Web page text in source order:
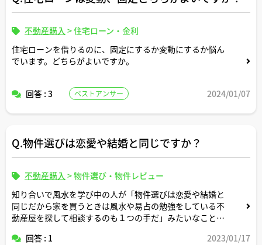
不動産購入 >住宅ローン・金利
住宅ローンを借りるのに、固定にするか変動にするか悩ん
でいます。どちらがよいですか。
回答 : 3 ベストアンサー 2024/01/07
Q.物件選びは恋愛や結婚と同じですか？
不動産購入 >物件選び・物件レビュー
知り合いで風水を学び中の人が「物件選びは恋愛や結婚と
同じだから家を買うときは風水や易占の勉強をしている不
動産屋を探して相談するのも１つの手だ」みたいなことを
回答 : 1 2023/01/17